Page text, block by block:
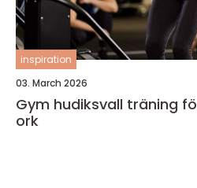
inspiration
03. March 2026
Gym hudiksvall träning för vardag, hälsa och
ork